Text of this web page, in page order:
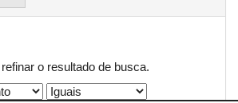
o resultado de busca.